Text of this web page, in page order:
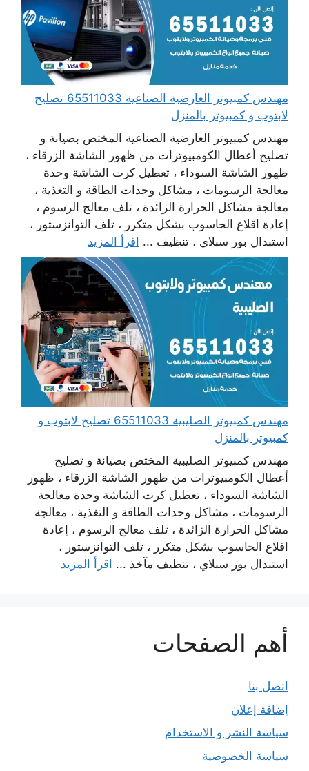
مهندس كمبيوتر العارضية الصناعية 65511033 تصليح
لابتوب و كمبيوتر بالمنزل
مهندس كمبيوتر العارضية الصناعية المختص بصيانة و
تصليح أعطال الكومبيوترات من ظهور الشاشة الزرقاء ،
ظهور الشاشة السوداء ، تعطيل كرت الشاشة وحدة
معالجة الرسومات ، مشاكل وحدات الطاقة و التغذية ،
معالجة مشاكل الحرارة الزائدة ، تلف معالج الرسوم ،
إعادة اقلاع الحاسوب بشكل متكرر ، تلف التوانزستور ،
استبدال بور سبلاي ، تنظيف ... اقرأ المزيد
مهندس كمبيوتر الصليبية 65511033 تصليح لابتوب و
كمبيوتر بالمنزل
مهندس كمبيوتر الصليبية المختص بصيانة و تصليح
أعطال الكومبيوترات من ظهور الشاشة الزرقاء ، ظهور
الشاشة السوداء ، تعطيل كرت الشاشة وحدة معالجة
الرسومات ، مشاكل وحدات الطاقة و التغذية ، معالجة
مشاكل الحرارة الزائدة ، تلف معالج الرسوم ، إعادة
اقلاع الحاسوب بشكل متكرر ، تلف التوانزستور ،
استبدال بور سبلاي ، تنظيف مآخذ ... اقرأ المزيد
أهم الصفحات
اتصل بنا
إضافة إعلان
سياسة النشر و الاستخدام
سياسة الخصوصية